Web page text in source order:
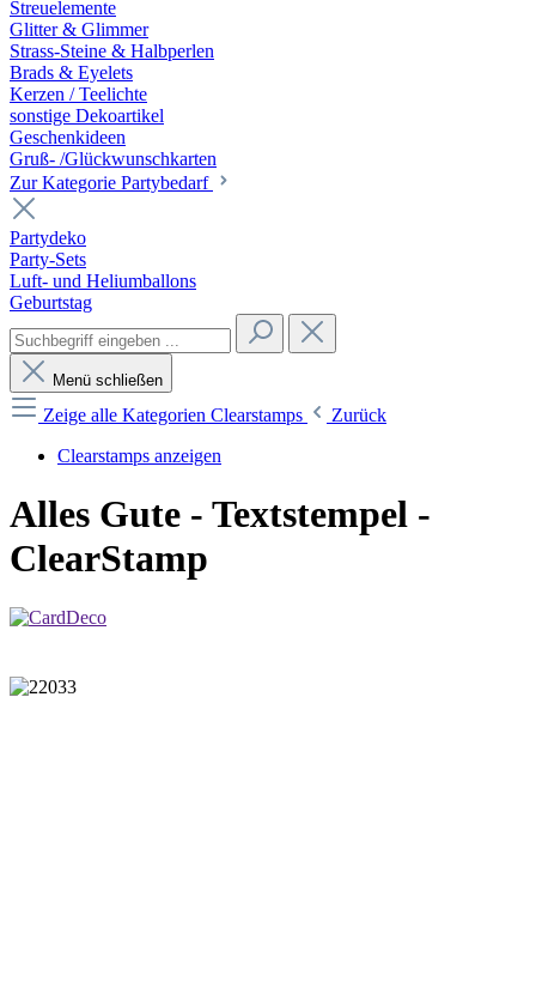
Streuelemente
Glitter & Glimmer
Strass-Steine & Halbperlen
Brads & Eyelets
Kerzen / Teelichte
sonstige Dekoartikel
Geschenkideen
Gruß- /Glückwunschkarten
Zur Kategorie Partybedarf
Partydeko
Party-Sets
Luft- und Heliumballons
Geburtstag
Menü schließen
Zeige alle Kategorien Clearstamps
Zurück
Clearstamps anzeigen
Alles Gute - Textstempel -
ClearStamp